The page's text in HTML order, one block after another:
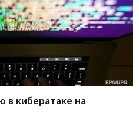
в кибератаке на